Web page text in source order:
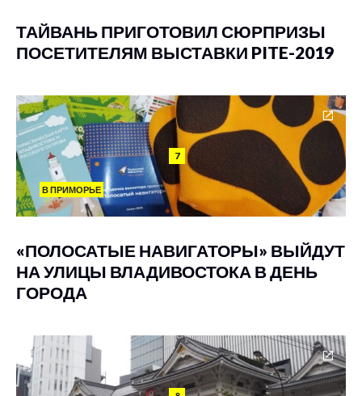
ТАЙВАНЬ ПРИГОТОВИЛ СЮРПРИЗЫ
ПОСЕТИТЕЛЯМ ВЫСТАВКИ PITE-2019
7
В ПРИМОРЬЕ
«ПОЛОСАТЫЕ НАВИГАТОРЫ» ВЫЙДУТ
НА УЛИЦЫ ВЛАДИВОСТОКА В ДЕНЬ
ГОРОДА